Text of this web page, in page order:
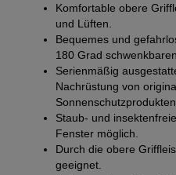
Komfortable obere
und Lüften.
Bequemes und
180 Grad
Serienmäßig
Nachrüstung von
Sonnenschutzprodukten.
Staub- und
Fenster möglich.
Durch die obere
geeignet.